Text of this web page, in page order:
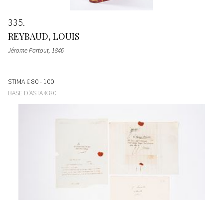
335
REYBAUD, LOUIS
Jérome Partout, 1846
STIMA€ 80 - 100
BASE D'ASTA€ 80